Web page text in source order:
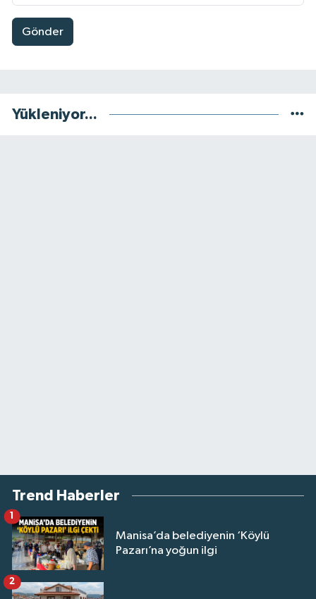
Gönder
Yükleniyor...
Trend Haberler
Manisa’da belediyenin ‘Köylü
Pazarı’na yoğun ilgi
2